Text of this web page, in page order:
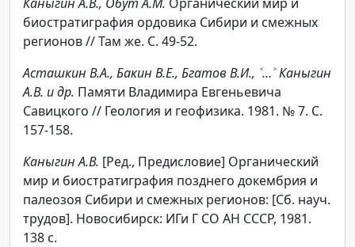
биостратиграфия ордовика Сибири и смежных
регионов // Там же. С. 49-52.
Асташкин В.А., Бакин В.Е., Бгатов В.И., ˂…˃ Каныгин
А.В. и др. Памяти Владимира Евгеньевича
Савицкого // Геология и геофизика. 1981. № 7. С.
157-158.
Каныгин А.В. [Ред., Предисловие] Органический
мир и биостратиграфия позднего докембрия и
палеозоя Сибири и смежных регионов: [Сб. науч.
трудов]. Новосибирск: ИГи Г СО АН СССР, 1981.
138 с.